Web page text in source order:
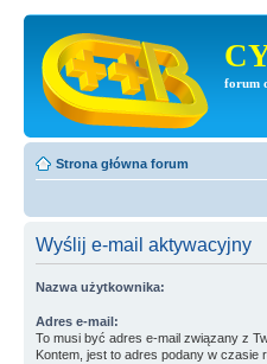
forum
Strona główna forum
Wyślij e-mail aktywacyjny
Nazwa użytkownika:
Adres e-mail:
To musi być adres e-mail związany z
Kontem, jest to adres podany w czasie